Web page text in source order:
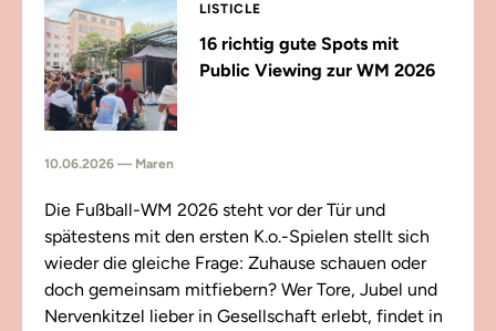
LISTICLE
16 richtig gute Spots mit
Public Viewing zur WM 2026
10.06.2026 — Maren
Die Fußball-WM 2026 steht vor der Tür und
spätestens mit den ersten K.o.-Spielen stellt sich
wieder die gleiche Frage: Zuhause schauen oder
doch gemeinsam mitfiebern? Wer Tore, Jubel und
Nervenkitzel lieber in Gesellschaft erlebt, findet in